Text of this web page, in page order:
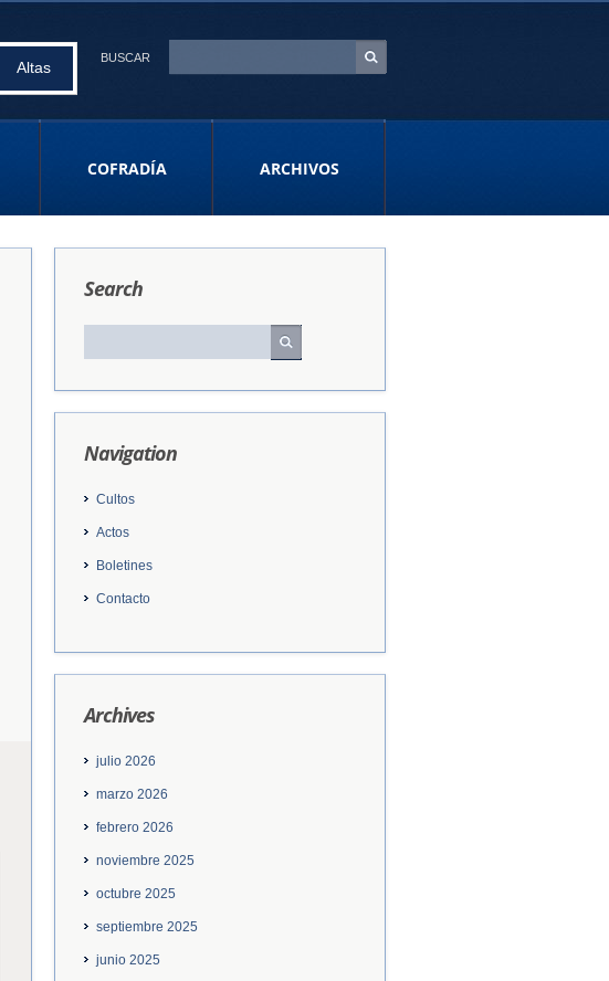
Altas
BUSCAR
COFRADÍA ARCHIVOS
Search
Navigation
Cultos
Actos
Boletines
Contacto
Archives
julio 2026
marzo 2026
febrero 2026
noviembre 2025
octubre 2025
septiembre 2025
junio 2025